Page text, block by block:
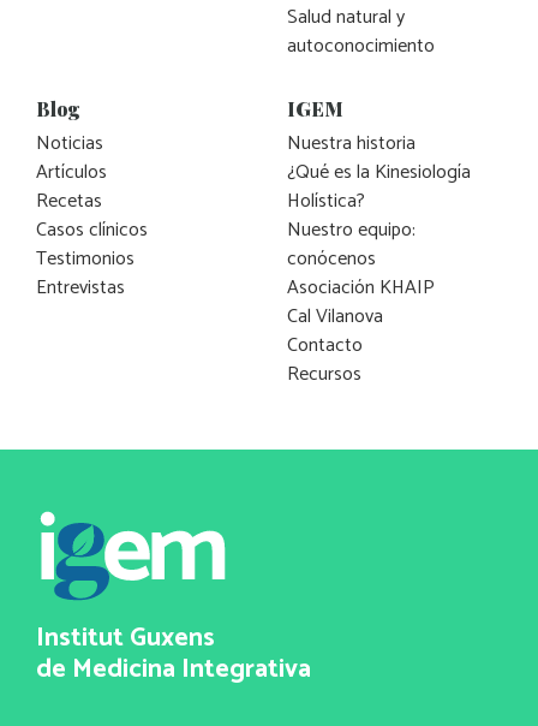
Salud natural y
autoconocimiento
Blog
Noticias
Artículos
Recetas
Casos clínicos
Testimonios
Entrevistas
IGEM
Nuestra historia
¿Qué es la Kinesiología
Holística?
Nuestro equipo:
conócenos
Asociación KHAIP
Cal Vilanova
Contacto
Recursos
Institut Guxens
de Medicina Integrativa